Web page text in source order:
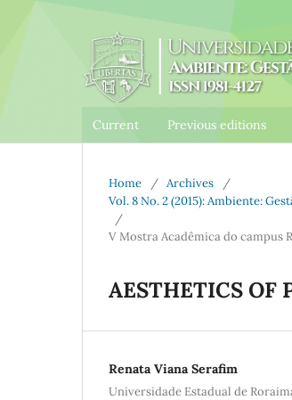
Current Previous editions
Home / Archives
/
Vol. 8 No. 2 (2015): Ambiente:
/
V Mostra Acadêmica do campus
AESTHETICS OF
Renata Viana Serafim
Universidade Estadual de